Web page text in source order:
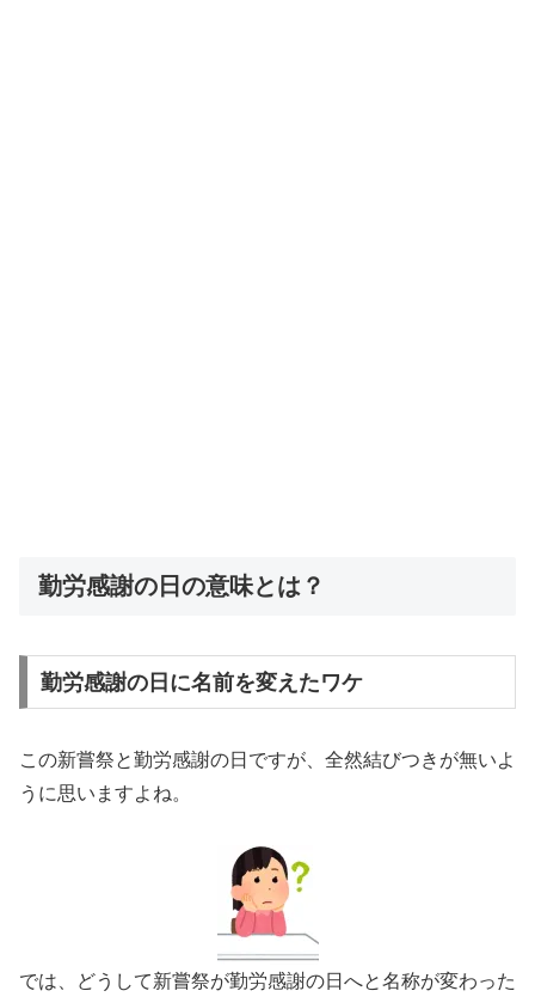
勤労感謝の日の意味とは？
勤労感謝の日に名前を変えたワケ
この新嘗祭と勤労感謝の日ですが、全然結びつきが無いよ
うに思いますよね。
では、どうして新嘗祭が勤労感謝の日へと名称が変わった